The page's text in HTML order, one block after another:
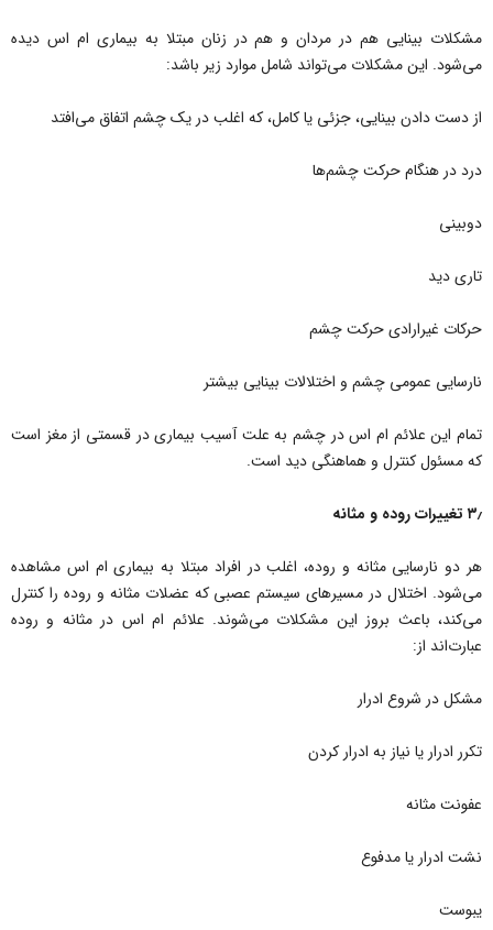
مشکلات بینایی هم در مردان و هم در زنان مبتلا به بیماری ام اس دیده
می‌شود. این مشکلات می‌تواند شامل موارد زیر باشد:
از دست دادن بینایی، جزئی یا کامل، که اغلب در یک چشم اتفاق می‌افتد
درد در هنگام حرکت چشم‌ها
دوبینی
تاری دید
حرکات غیرارادی حرکت چشم
نارسایی عمومی چشم و اختلالات بینایی بیشتر
تمام این علائم ام اس در چشم به علت آسیب بیماری در قسمتی از مغز است
که مسئول کنترل و هماهنگی دید است.
۳٫ تغییرات روده و مثانه
هر دو نارسایی مثانه و روده، اغلب در افراد مبتلا به بیماری ام اس مشاهده
می‌شود. اختلال در مسیرهای سیستم عصبی که عضلات مثانه و روده را کنترل
می‌کند، باعث بروز این مشکلات می‌شوند. علائم ام اس در مثانه و روده
عبارت‌اند از:
مشکل در شروع ادرار
تکرر ادرار یا نیاز به ادرار کردن
عفونت مثانه
نشت ادرار یا مدفوع
یبوست